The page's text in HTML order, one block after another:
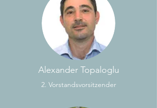
Alexander Topaloglu
2. Vorstandsvorsitzender